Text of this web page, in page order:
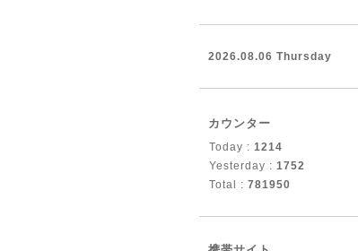
2026.08.06 Thursday
カウンター
Today : 1214
Yesterday : 1752
Total : 781950